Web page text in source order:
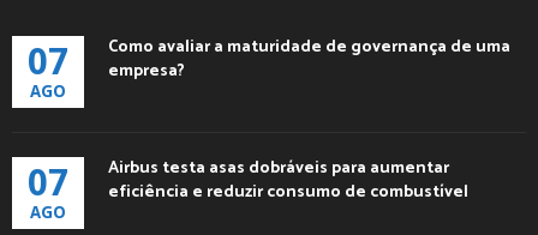
07
AGO
Como avaliar a maturidade de governança de uma
empresa?
07
AGO
Airbus testa asas dobráveis para aumentar
eficiência e reduzir consumo de combustível